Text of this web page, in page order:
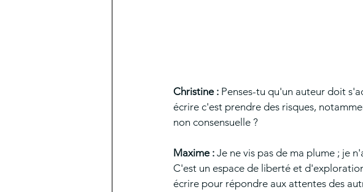
Christine : Penses-tu qu'un auteur doit
écrire c'est prendre des risques,
non consensuelle ?
Maxime : Je ne vis pas de ma plume ; je
C'est un espace de liberté et
écrire pour répondre aux attentes des